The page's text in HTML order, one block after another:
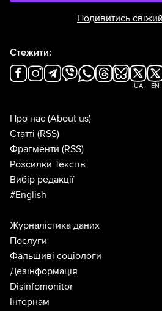
Подивитись
Стежити:
UA EN
Про нас (About us)
Статті (RSS)
Фрагменти (RSS)
Розсилки Текстів
Вибір редакції
#English
Журналістика даних
Послуги
Фальшиві соціологи
Дезінформація
Disinfomonitor
Інтернам